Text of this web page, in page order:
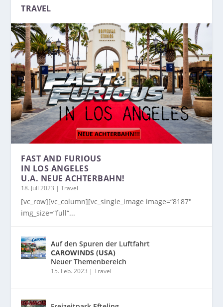
TRAVEL
FAST AND FURIOUS
IN LOS ANGELES
U.A. NEUE ACHTERBAHN!
18. Juli 2023 |Travel
[vc_row][vc_column][vc_single_image image=“8187″
img_size=“full“...
Auf den Spuren der Luftfahrt
CAROWINDS (USA)
Neuer Themenbereich
15. Feb. 2023 |Travel